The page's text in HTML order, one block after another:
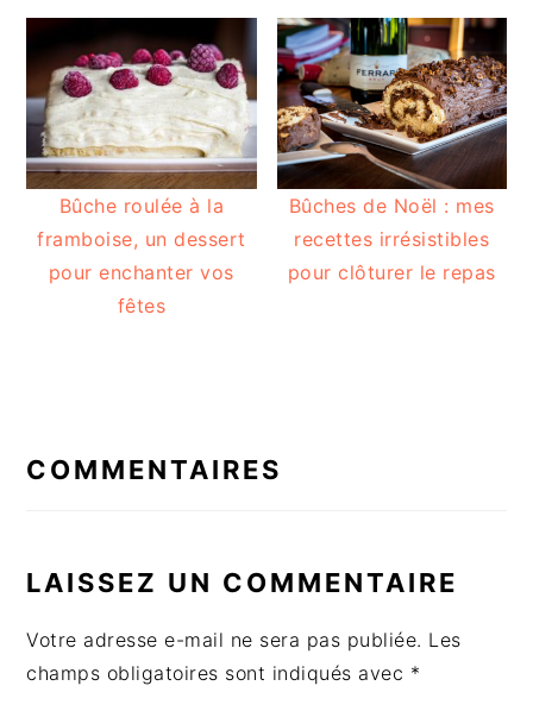
Bûche roulée à la
framboise, un dessert
pour enchanter vos
fêtes
Bûches de Noël : mes
recettes irrésistibles
pour clôturer le repas
DU
LECTEUR
COMMENTAIRES
LAISSEZ UN COMMENTAIRE
Votre adresse e-mail ne sera pas publiée. Les
champs obligatoires sont indiqués avec *